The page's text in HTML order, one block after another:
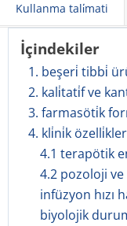
Kullanma tali̇mati
İçindekiler
1. beşeri̇ tibbi̇
2. kali̇tati̇f ve
3. farmasöti̇k
4. kli̇ni̇k özelli̇kler
4.1 terapötik
4.2 pozoloji
infüzyon hızı
biyolojik